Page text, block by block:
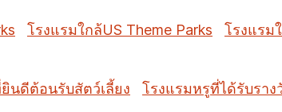
โรงแรมใกล้US Theme Parks
โรงแรม
นดีต้อนรับสัตว์เลี้ยง
โรงแรมหรูที่ได้รับราง